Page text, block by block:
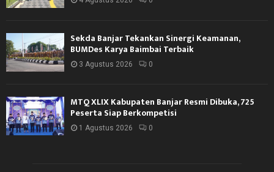
Sekda Banjar Tekankan Sinergi Keamanan,
BUMDes Karya Baimbai Terbaik
3 Agustus 2026 0
MTQ XLIX Kabupaten Banjar Resmi Dibuka, 725
Peserta Siap Berkompetisi
1 Agustus 2026 0